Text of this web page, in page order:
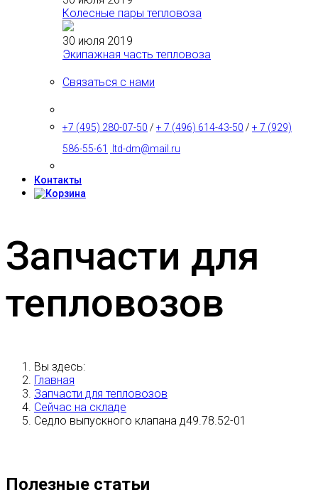
Колесные пары тепловоза
30 июля 2019
Экипажная часть тепловоза
Связаться с нами
+7 (495) 280-07-50 / + 7 (496) 614-43-50 / + 7 (929)
586-55-61
ltd-dm@mail.ru
Контакты
Запчасти для
тепловозов
Вы здесь:
Главная
Запчасти для тепловозов
Сейчас на складе
Седло выпускного клапана д49.78.52-01
Полезные статьи